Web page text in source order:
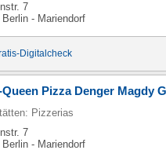
7
Berlin - Mariendorf
Digitalcheck
Pizza Denger Magdy
Pizzerias
7
Berlin - Mariendorf